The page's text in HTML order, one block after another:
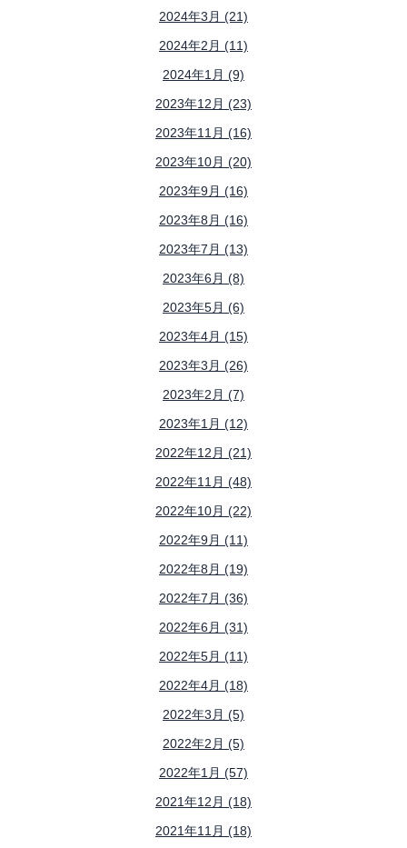
2024年3月 (21)
2024年2月 (11)
2024年1月 (9)
2023年12月 (23)
2023年11月 (16)
2023年10月 (20)
2023年9月 (16)
2023年8月 (16)
2023年7月 (13)
2023年6月 (8)
2023年5月 (6)
2023年4月 (15)
2023年3月 (26)
2023年2月 (7)
2023年1月 (12)
2022年12月 (21)
2022年11月 (48)
2022年10月 (22)
2022年9月 (11)
2022年8月 (19)
2022年7月 (36)
2022年6月 (31)
2022年5月 (11)
2022年4月 (18)
2022年3月 (5)
2022年2月 (5)
2022年1月 (57)
2021年12月 (18)
2021年11月 (18)